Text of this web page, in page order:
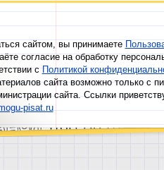
сайтом, вы принимаете
согласие на обработку
сПолитикой
сайта возможно только с
сайта. Ссылки
pisat.ru